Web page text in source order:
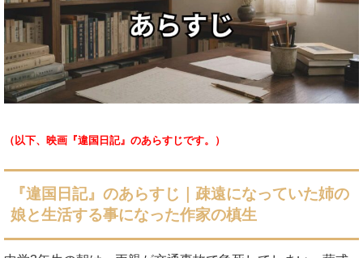
（以下、映画『違国日記』のあらすじです。）
『違国日記』のあらすじ｜疎遠になっていた姉の
娘と生活する事になった作家の槙生